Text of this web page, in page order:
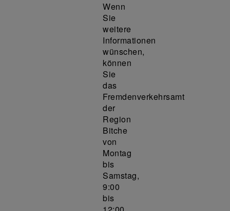
Wenn
Sie
weitere
Informationen
wünschen,
können
Sie
das
Fremdenverkehrsamt
der
Region
Bitche
von
Montag
bis
Samstag,
9:00
bis